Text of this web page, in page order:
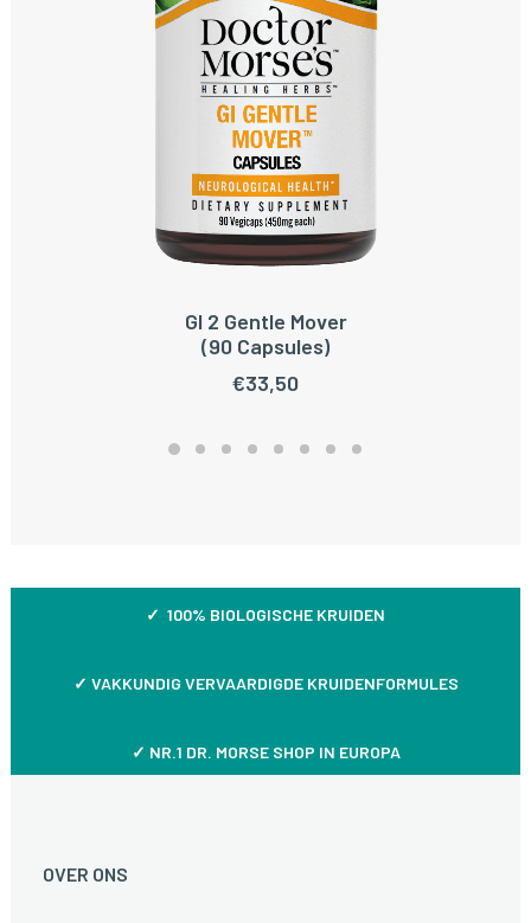
TOEVOEGEN AAN WINKELWAGEN
GI 2 Gentle Mover
(90 Capsules)
€33,50
✓ 100% BIOLOGISCHE KRUIDEN
✓ VAKKUNDIG VERVAARDIGDE KRUIDENFORMULES
✓ NR.1 DR. MORSE SHOP IN EUROPA
OVER ONS